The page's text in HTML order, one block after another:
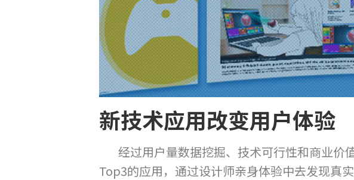
新技术应用改变用户体验
经过用户量数据挖掘、技术可行性和商业价
Top3的应用，通过设计师亲身体验中去发现真